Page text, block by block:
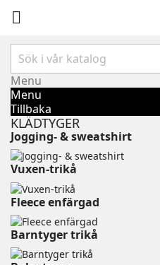

Menu
Menu
Tillbaka
KLÄDTYGER
Jogging- & sweatshirt
Vuxen-trikå⠀⠀⠀⠀⠀⠀⠀
Fleece enfärgad⠀⠀⠀⠀⠀⠀⠀⠀
Barntyger trikå⠀⠀⠀⠀⠀⠀⠀⠀